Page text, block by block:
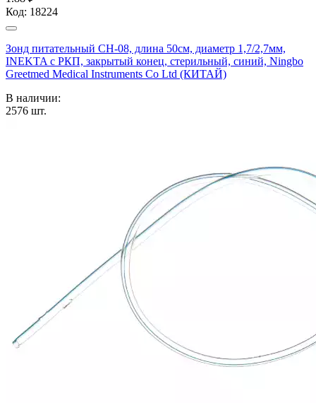
Код: 18224
Зонд питательный CH-08, длина 50см, диаметр 1,7/2,7мм,
INEKTA с РКП, закрытый конец, стерильный, синий, Ningbo
Greetmed Medical Instruments Co Ltd (КИТАЙ)
В наличии:
2576 шт.